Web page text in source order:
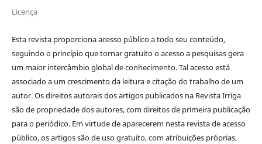
Licença
Esta revista proporciona acesso público a todo seu conteúdo,
seguindo o princípio que tornar gratuito o acesso a pesquisas gera
um maior intercâmbio global de conhecimento. Tal acesso está
associado a um crescimento da leitura e citação do trabalho de um
autor. Os direitos autorais dos artigos publicados na Revista Irriga
são de propriedade dos autores, com direitos de primeira publicação
para o periódico. Em virtude de aparecerem nesta revista de acesso
público, os artigos são de uso gratuito, com atribuições próprias,